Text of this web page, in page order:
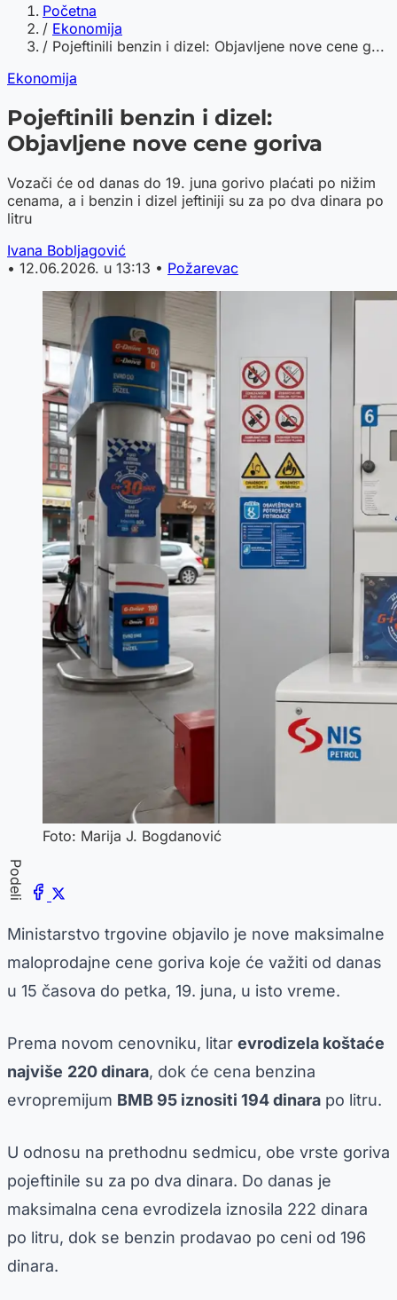
Početna
/ Ekonomija
/ Pojeftinili benzin i dizel: Objavljene nove cene g...
Ekonomija
Pojeftinili benzin i dizel:
Objavljene nove cene goriva
Vozači će od danas do 19. juna gorivo plaćati po nižim
cenama, a i benzin i dizel jeftiniji su za po dva dinara po
litru
Ivana Bobljagović
• 12.06.2026. u 13:13 • Požarevac
Foto: Marija J. Bogdanović
Podeli
Ministarstvo trgovine objavilo je nove maksimalne
maloprodajne cene goriva koje će važiti od danas
u 15 časova do petka, 19. juna, u isto vreme.
Prema novom cenovniku, litar evrodizela koštaće
najviše 220 dinara, dok će cena benzina
evropremijum BMB 95 iznositi 194 dinara po litru.
U odnosu na prethodnu sedmicu, obe vrste goriva
pojeftinile su za po dva dinara. Do danas je
maksimalna cena evrodizela iznosila 222 dinara
po litru, dok se benzin prodavao po ceni od 196
dinara.